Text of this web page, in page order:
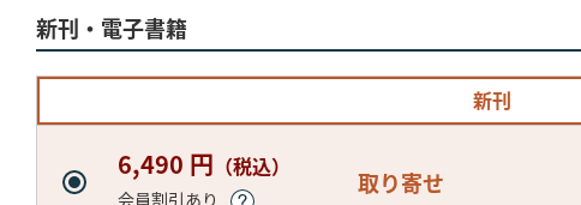
新刊・電子書籍
新刊
6,490 円 （税込）
会員割引あり
取り寄せ